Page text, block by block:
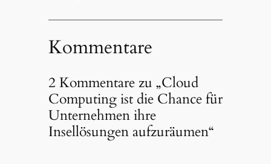
Kommentare
2 Kommentare zu „Cloud
Computing ist die Chance für
Unternehmen ihre
Insellösungen aufzuräumen“